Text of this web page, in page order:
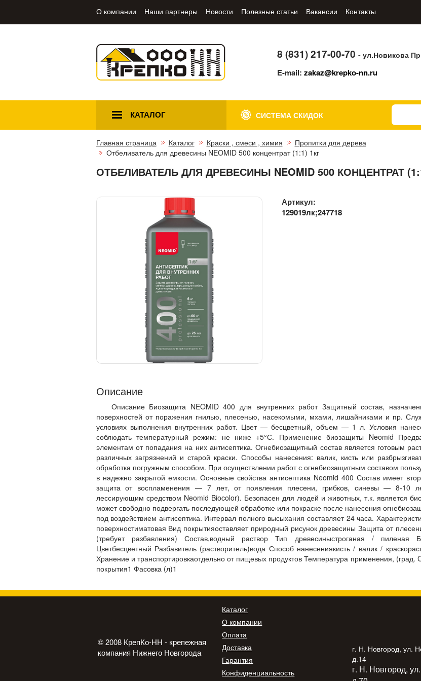
О компании Наши партнеры Новости Полезные статьи Вакансии Контакты
8 (831) 217-00-70- ул.Новикова
E-mail:zakaz@krepko-nn.ru
КАТАЛОГ СИСТЕМА СКИДОК
Главная страница Каталог Краски , смеси , химия
Пропитки для дерева
Отбеливатель для древесины NEOMID 500 концентрат (1:1) 1кг
ОТБЕЛИВАТЕЛЬ ДЛЯ ДРЕВЕСИНЫ NEOMID 500 КОНЦЕНТРАТ
Артикул:
129019лк;247718
Описание
Описание Биозащита NEOMID 400 для внутренних работ Защитный состав,
поверхностей от поражения гнилью, плесенью, насекомыми, мхами, лишайниками и пр.
условиях выполнения внутренних работ. Цвет — бесцветный, объем — 1 л. Условия
соблюдать температурный режим: не ниже +5°С. Применение биозащиты Neomid
элементам от попадания на них антисептика. Огнебиозащитный состав является готовым
различных загрязнений и старой краски. Способы нанесения: валик, кисть или
обработка погружным способом. При осуществлении работ с огнебиозащитным составом
в надежно закрытой емкости. Основные свойства антисептика Neomid 400 Состав имеет
защита от воспламенения — 7 лет, от появления плесени, грибков, синевы — 8-10
лессирующим средством Neomid Biocolor). Безопасен для людей и животных, т.к. является
может свободно подвергать последующей обработке или покраске после нанесения
под воздействием антисептика. Интервал полного высыхания составляет 24 часа.
поверхностиматовая Вид покрытияоставляет природный рисунок древесины Защита от
(требует разбавления) Состав,водный раствор Тип древесиныстроганая / пиленая
Цветбесцветный Разбавитель (растворитель)вода Способ нанесениякисть / валик /
Хранение и транспортировкаотдельно от пищевых продуктов Температура применения, (град.
покрытия1 Фасовка (л)1
© 2008 КрепКо-НН - крепежная
компания Нижнего Новгорода
Каталог
О компании
Оплата
Доставка
Гарантия
Конфиденциальность
г. Н. Новгород, ул.
д.14
г. Н. Новгород,